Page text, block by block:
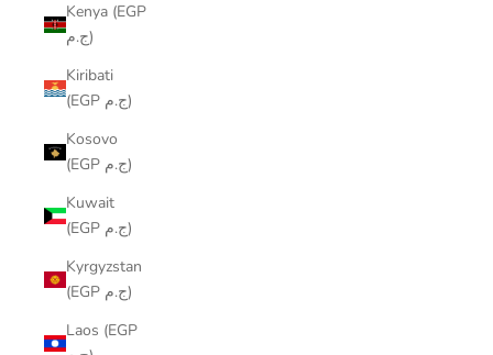
Kenya (EGP
ج.م)
Kiribati
(EGP ج.م)
Kosovo
(EGP ج.م)
Kuwait
(EGP ج.م)
Kyrgyzstan
(EGP ج.م)
Laos (EGP